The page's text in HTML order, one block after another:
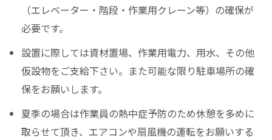
（エレベーター・階段・作業用クレーン等）の確保が
必要です。
設置に際しては資材置場、作業用電力、用水、その他
仮設物をご支給下さい。また可能な限り駐車場所の確
保をお願いします。
夏季の場合は作業員の熱中症予防のため休憩を多めに
取らせて頂き、エアコンや扇風機の運転をお願いする